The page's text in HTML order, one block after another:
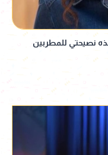
نصيحتي للمطربين